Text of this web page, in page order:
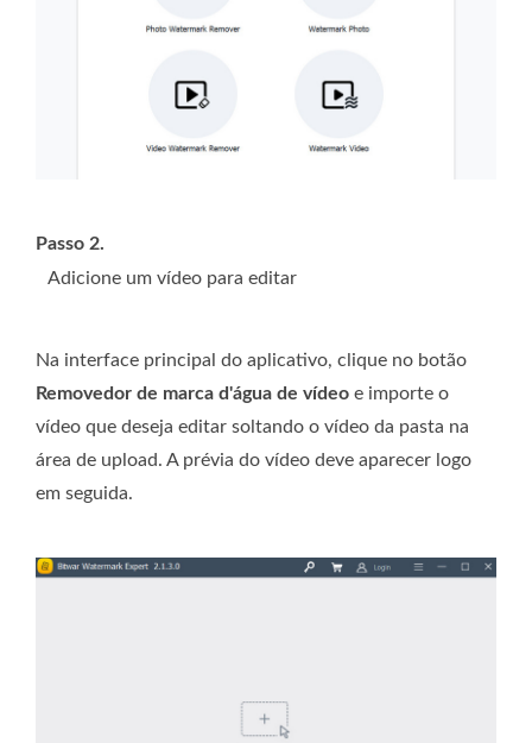
Passo 2.
Adicione um vídeo para editar
Na interface principal do aplicativo, clique no botão
Removedor de marca d'água de vídeo e importe o
vídeo que deseja editar soltando o vídeo da pasta na
área de upload. A prévia do vídeo deve aparecer logo
em seguida.